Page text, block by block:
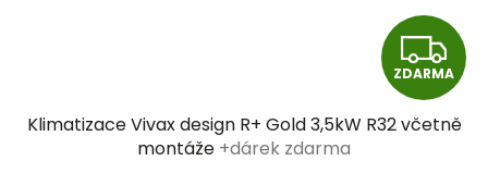
Z
D
A
ZDARMA
Klimatizace Vivax design R+ Gold 3,5kW R32 včetně
montáže +dárek zdarma